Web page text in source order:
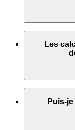
Non, aucune
fois que
Les
Oui, nos outils
dernières
taxonomie
Puis-